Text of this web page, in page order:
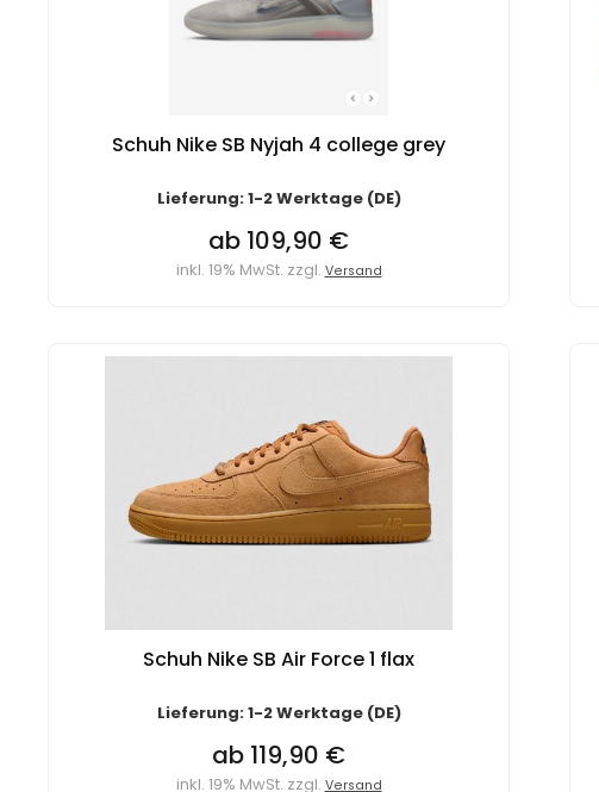
Schuh Nike SB Nyjah 4 college grey
Lieferung: 1-2 Werktage (DE)
ab 109,90 €
inkl. 19% MwSt. zzgl. Versand
Schuh Nike SB Air Force 1 flax
Lieferung: 1-2 Werktage (DE)
ab 119,90 €
inkl. 19% MwSt. zzgl. Versand